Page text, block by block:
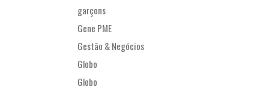
garçons
Gene PME
Gestão & Negócios
Globo
Globo